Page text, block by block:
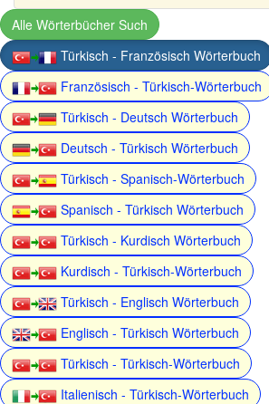
Alle Wörterbücher Such
Türkisch - Französisch Wörterbuch
Französisch - Türkisch-Wörterbuch
Türkisch - Deutsch Wörterbuch
Deutsch - Türkisch Wörterbuch
Türkisch - Spanisch-Wörterbuch
Spanisch - Türkisch Wörterbuch
Türkisch - Kurdisch Wörterbuch
Kurdisch - Türkisch-Wörterbuch
Türkisch - Englisch Wörterbuch
Englisch - Türkisch Wörterbuch
Türkisch - Türkisch-Wörterbuch
Italienisch - Türkisch-Wörterbuch